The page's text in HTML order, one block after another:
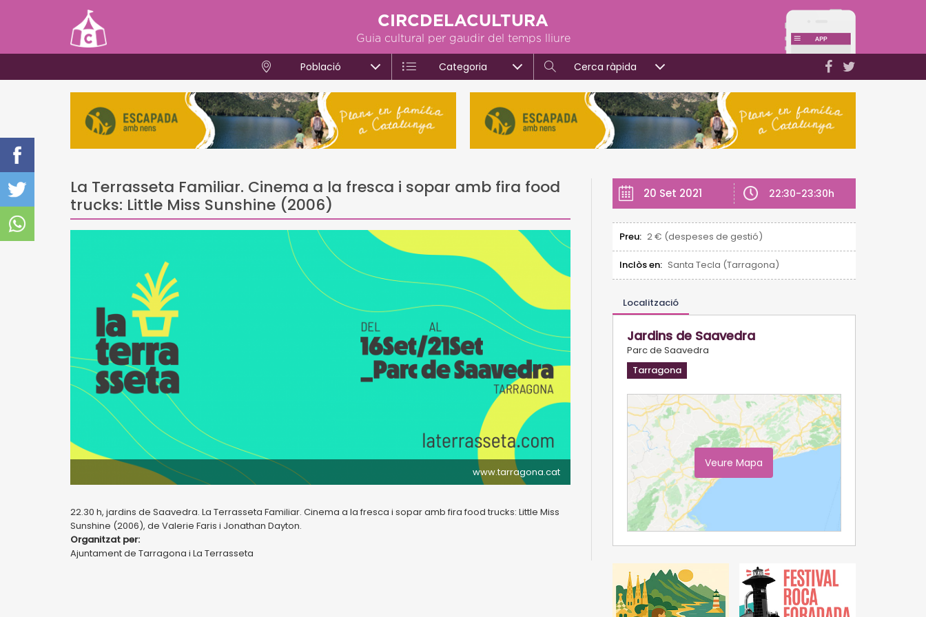
CIRCDELACULTURA
Guia cultural per gaudir del temps lliure
Població Categoria Cerca ràpida
La Terrasseta Familiar. Cinema a la fresca i sopar amb fira food
trucks: Little Miss Sunshine (2006)
www.tarragona.cat
22.30 h, jardins de Saavedra. La Terrasseta Familiar. Cinema a la fresca i sopar amb fira food trucks: Little Miss
Sunshine (2006), de Valerie Faris i Jonathan Dayton.
Organitzat per:
Ajuntament de Tarragona i La Terrasseta
20 Set 2021 22:30-23:30h
Preu: 2 € (despeses de gestió)
Inclòs en: Santa Tecla (Tarragona)
Localització
Jardins de Saavedra
Parc de Saavedra
Tarragona
Veure Mapa